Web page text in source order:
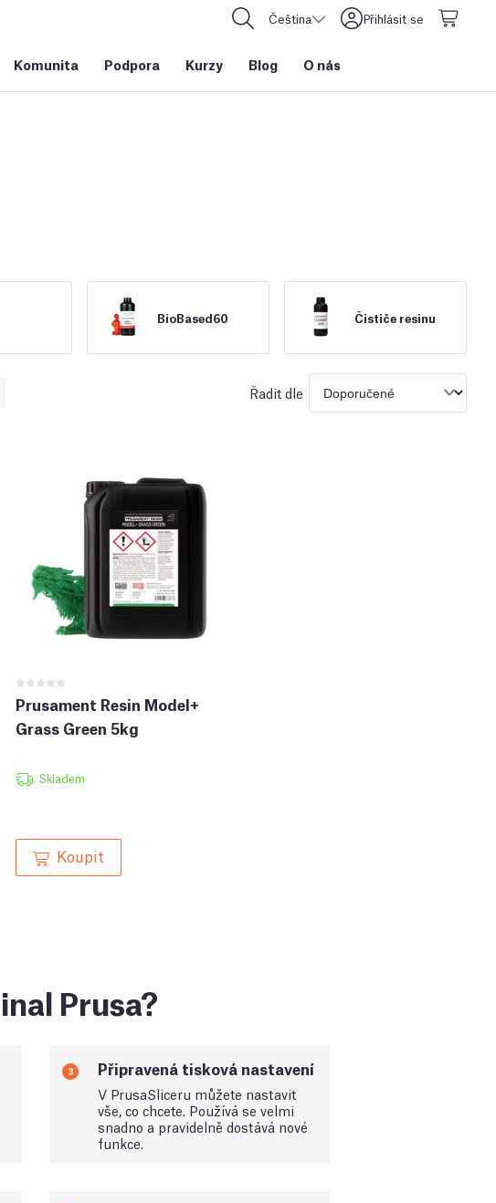
Čeština Přihlásit se
Komunita Podpora Kurzy Blog O nás
BioBased60 Čističe resinu
Řadit dle
Prusament Resin Model+
Grass Green 5kg
Skladem
Koupit
Prusa?
3 Připravená tisková nastavení
V PrusaSliceru můžete nastavit
vše, co chcete. Používá se velmi
snadno a pravidelně dostává nové
funkce.